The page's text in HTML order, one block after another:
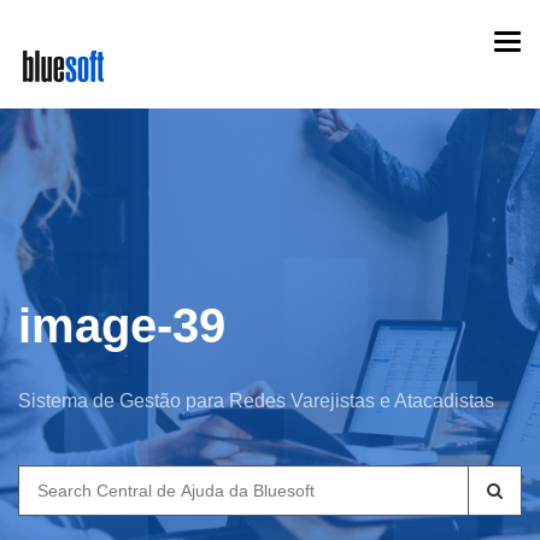
main
content
image-39
Sistema de Gestão para Redes Varejistas e Atacadistas
Search
for: